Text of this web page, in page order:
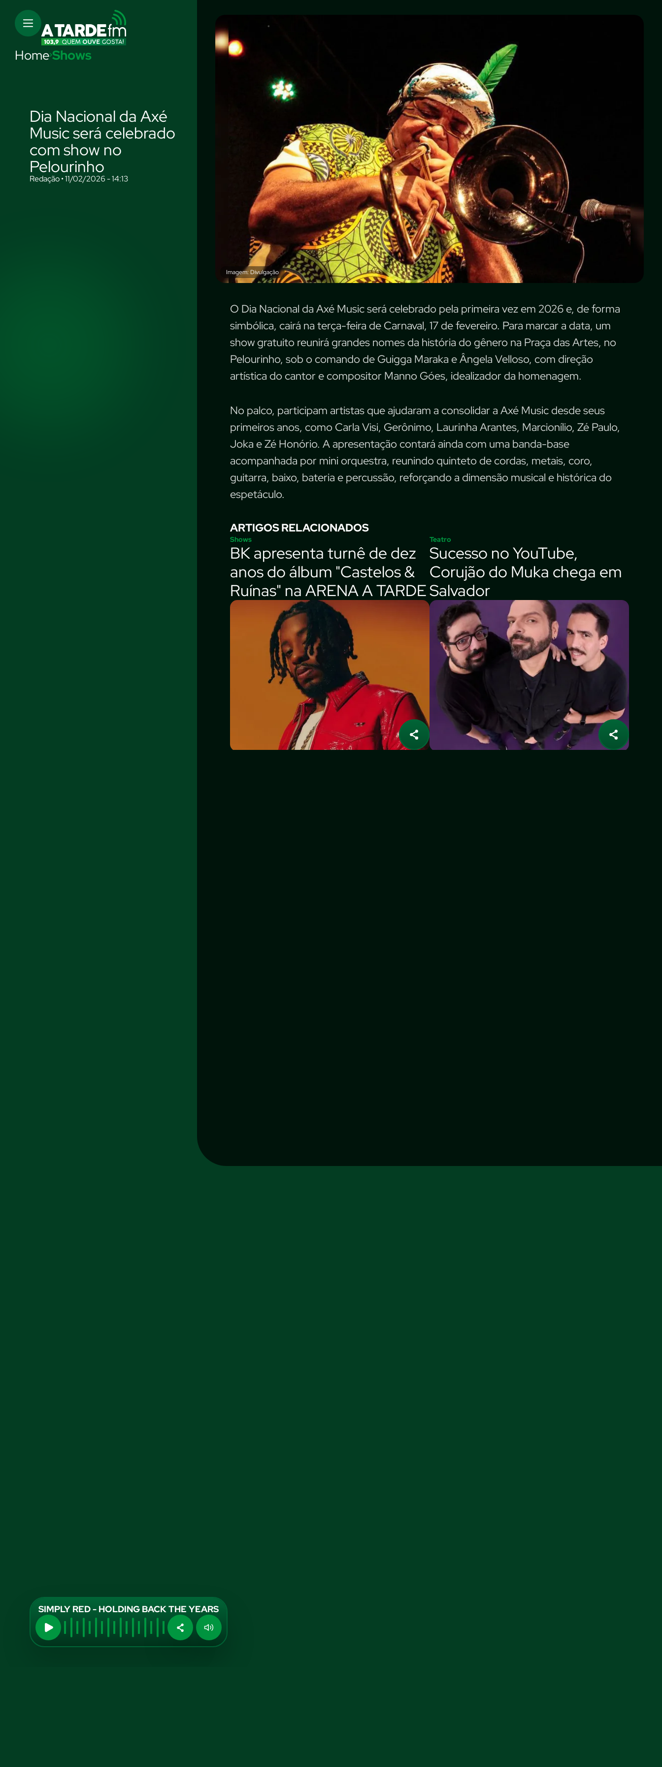
SIMPLY RED - HOLDING BACK THE YEARS
HomeShows
Dia Nacional da Axé
Music será celebrado
com show no
Pelourinho
Redação • 11/02/2026 - 14:13
Imagem: Divulgação
O Dia Nacional da Axé Music será celebrado pela primeira vez em 2026 e, de forma
simbólica, cairá na terça-feira de Carnaval, 17 de fevereiro. Para marcar a data, um
show gratuito reunirá grandes nomes da história do gênero na Praça das Artes, no
Pelourinho, sob o comando de Guigga Maraka e Ângela Velloso, com direção
artística do cantor e compositor Manno Góes, idealizador da homenagem.
No palco, participam artistas que ajudaram a consolidar a Axé Music desde seus
primeiros anos, como Carla Visi, Gerônimo, Laurinha Arantes, Marcionílio, Zé Paulo,
Joka e Zé Honório. A apresentação contará ainda com uma banda-base
acompanhada por mini orquestra, reunindo quinteto de cordas, metais, coro,
guitarra, baixo, bateria e percussão, reforçando a dimensão musical e histórica do
espetáculo.
ARTIGOS RELACIONADOS
Shows
BK apresenta turnê de dez
anos do álbum "Castelos &
Ruínas" na ARENA A TARDE
Teatro
Sucesso no YouTube,
Corujão do Muka chega em
Salvador